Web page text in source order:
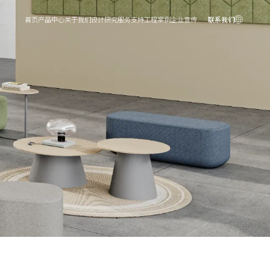
首页产品中心关于我们设计研究服务支持工程案例企业宣传 联系我们